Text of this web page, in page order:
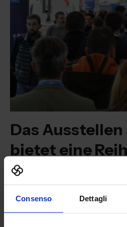
Consenso Dettagli
Das
bietet eine
Vorteilen
01 Treffen mit Key Decision